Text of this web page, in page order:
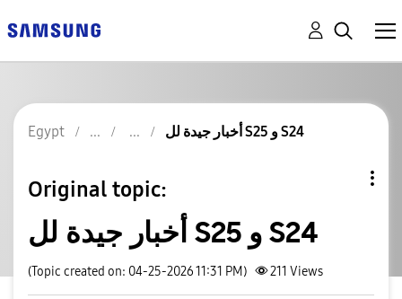
Egypt أخبار جيدة لل S25 و S24
Original topic:
أخبار جيدة لل S25 و S24
(Topic created on: 04-25-2026 11:31 PM) 211 Views